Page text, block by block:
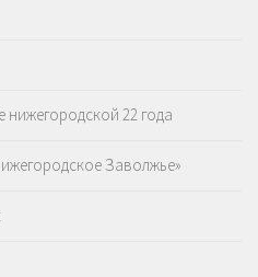
22 года
Заволжье»